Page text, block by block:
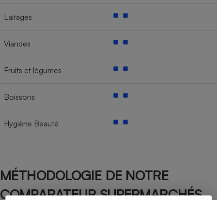
Laitages
Viandes
Fruits et légumes
Boissons
Hygiène Beauté
MÉTHODOLOGIE DE NOTRE
COMPARATEUR SUPERMARCHÉS